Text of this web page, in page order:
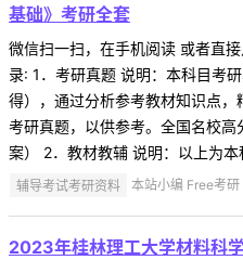
基础》考研全套
微信扫一扫，在手机阅读 或者直
录: 1．考研真题 说明：本科目考
得），通过分析参考教材知识点
考研真题，以供参考。全国名校
案） 2．教材教辅 说明：以上为
辅导考试考研资料 本站小编 Free考
2023年桂林理工大学材料科